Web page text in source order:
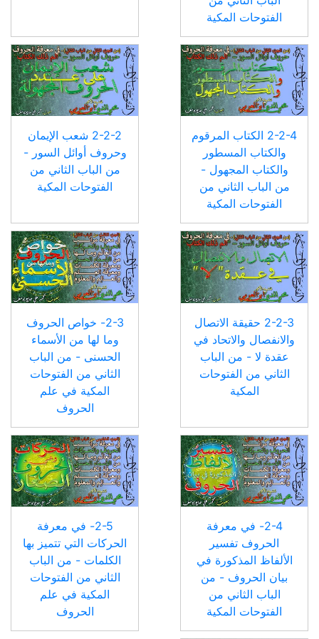
الفتوحات المكية
2-2-4 الكتاب المرقوم
والكتاب المسطور
والكتاب المجهول -
من الباب الثاني من
الفتوحات المكية
2-2-2 شعب الإيمان
وحروف أوائل السور -
من الباب الثاني من
الفتوحات المكية
2-2-3 حقيقة الاتصال
والانفصال والاتحاد في
عقدة لا - من الباب
الثاني من الفتوحات
المكية
2-3- خواص الحروف
وما لها من الأسماء
الحسنى - من الباب
الثاني من الفتوحات
المكية في علم
الحروف
2-4- في معرفة
الحروف تفسير
الألفاظ المذكورة في
بيان الحروف - من
الباب الثاني من
الفتوحات المكية
2-5- في معرفة
الحركات التي تتميز بها
الكلمات - من الباب
الثاني من الفتوحات
المكية في علم
الحروف